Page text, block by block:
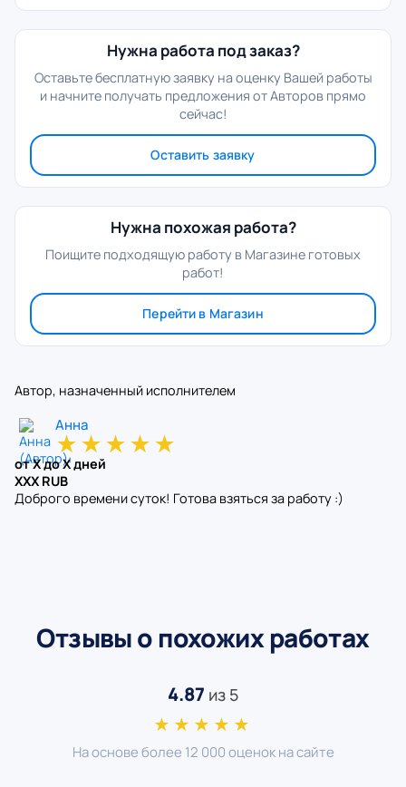
Нужна работа под заказ?
Оставьте бесплатную заявку на оценку Вашей работы
и начните получать предложения от Авторов прямо
сейчас!
Оставить заявку
Нужна похожая работа?
Поищите подходящую работу в Магазине готовых
работ!
Перейти в Магазин
Автор, назначенный исполнителем
Анна
★★★★★
от X до X дней
XXX RUB
Доброго времени суток! Готова взяться за работу :)
Отзывы о похожих работах
4.87 из 5
★★★★★
На основе более 12 000 оценок на сайте